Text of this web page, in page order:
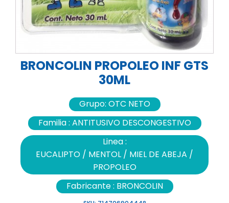
BRONCOLIN PROPOLEO INF GTS
30ML
Grupo: OTC NETO
Familia : ANTITUSIVO DESCONGESTIVO
Linea :
EUCALIPTO / MENTOL / MIEL DE ABEJA /
PROPOLEO
Fabricante : BRONCOLIN